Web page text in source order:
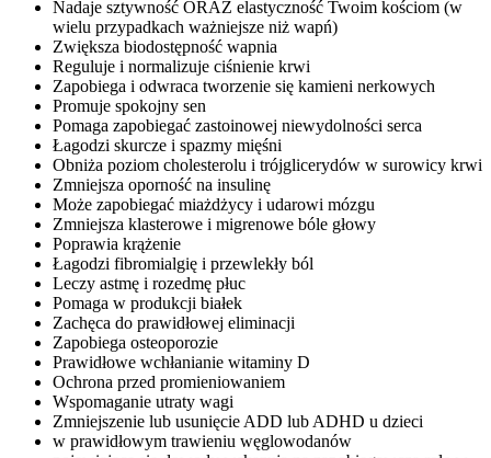
Nadaje sztywność ORAZ elastyczność Twoim kościom (w
wielu przypadkach ważniejsze niż wapń)
Zwiększa biodostępność wapnia
Reguluje i normalizuje ciśnienie krwi
Zapobiega i odwraca tworzenie się kamieni nerkowych
Promuje spokojny sen
Pomaga zapobiegać zastoinowej niewydolności serca
Łagodzi skurcze i spazmy mięśni
Obniża poziom cholesterolu i trójglicerydów w surowicy krwi
Zmniejsza oporność na insulinę
Może zapobiegać miażdżycy i udarowi mózgu
Zmniejsza klasterowe i migrenowe bóle głowy
Poprawia krążenie
Łagodzi fibromialgię i przewlekły ból
Leczy astmę i rozedmę płuc
Pomaga w produkcji białek
Zachęca do prawidłowej eliminacji
Zapobiega osteoporozie
Prawidłowe wchłanianie witaminy D
Ochrona przed promieniowaniem
Wspomaganie utraty wagi
Zmniejszenie lub usunięcie ADD lub ADHD u dzieci
w prawidłowym trawieniu węglowodanów